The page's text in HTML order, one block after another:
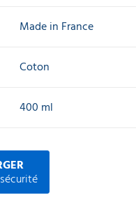
Made in France
Coton
400 ml